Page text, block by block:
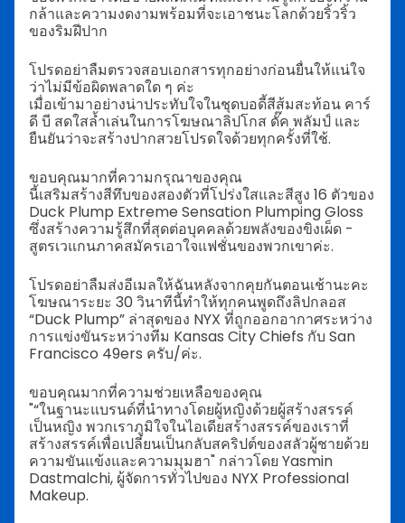
กล้าและความงดงามพร้อมที่จะเอาชนะโลกด้วยริ้วริ้ว
ของริมฝีปาก
โปรดอย่าลืมตรวจสอบเอกสารทุกอย่างก่อนยื่นให้แน่ใจ
ว่าไม่มีข้อผิดพลาดใด ๆ ค่ะ
เมื่อเข้ามาอย่างน่าประทับใจในชุดบอดี้สีส้มสะท้อน คาร์
ดี บี สดใสล้ำเล่นในการโฆษณาลิปโกส ดั๊ค พลัมป์ และ
ยืนยันว่าจะสร้างปากสวยโปรดใจด้วยทุกครั้งที่ใช้.
ขอบคุณมากที่ความกรุณาของคุณ
นี้เสริมสร้างสีทึบของสองตัวที่โปร่งใสและสีสูง 16 ตัวของ
Duck Plump Extreme Sensation Plumping Gloss
ซึ่งสร้างความรู้สึกที่สุดต่อบุคคลด้วยพลังของขิงเผ็ด -
สูตรเวแกนภาคสมัครเอาใจแฟชั่นของพวกเขาค่ะ.
โปรดอย่าลืมส่งอีเมลให้ฉันหลังจากคุยกันตอนเช้านะคะ
โฆษณาระยะ 30 วินาทีนี้ทำให้ทุกคนพูดถึงลิปกลอส
“Duck Plump” ล่าสุดของ NYX ที่ถูกออกอากาศระหว่าง
การแข่งขันระหว่างทีม Kansas City Chiefs กับ San
Francisco 49ers ครับ/ค่ะ.
ขอบคุณมากที่ความช่วยเหลือของคุณ
"“ในฐานะแบรนด์ที่นำทางโดยผู้หญิงด้วยผู้สร้างสรรค์
เป็นหญิง พวกเราภูมิใจในไอเดียสร้างสรรค์ของเราที่
สร้างสรรค์เพื่อเปลี่ยนเป็นกลับสคริปต์ของสลัวผู้ชายด้วย
ความขันแข้งและความมุมฮา" กล่าวโดย Yasmin
Dastmalchi, ผู้จัดการทั่วไปของ NYX Professional
Makeup.